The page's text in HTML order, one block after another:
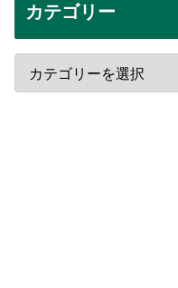
カテゴリー